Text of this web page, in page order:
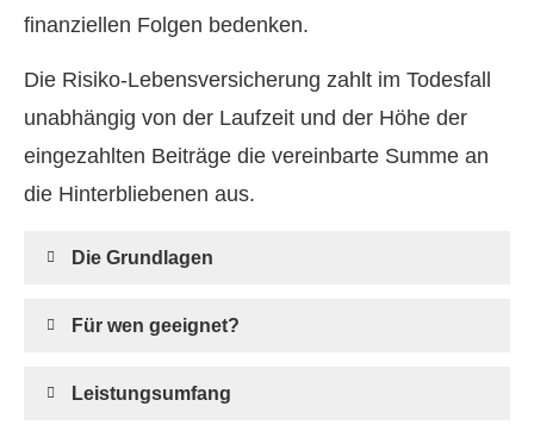
finanziellen Folgen bedenken.
Die Risiko-Lebensversicherung zahlt im Todesfall
unabhängig von der Laufzeit und der Höhe der
eingezahlten Beiträge die vereinbarte Summe an
die Hinterbliebenen aus.
Die Grundlagen
Für wen geeignet?
Leistungsumfang